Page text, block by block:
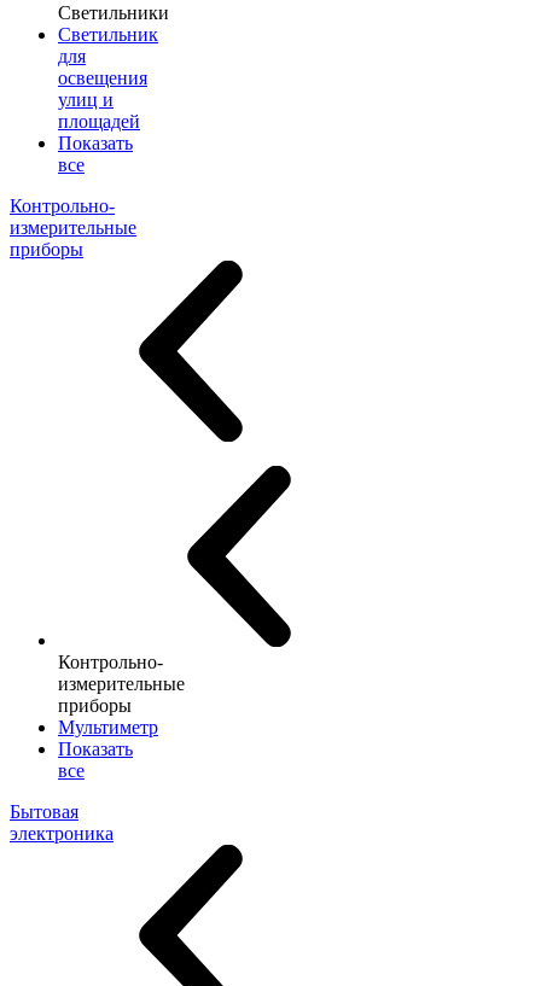
Светильники
Светильник
для
освещения
улиц и
площадей
Показать
все
Контрольно-
измерительные
приборы
Контрольно-
измерительные
приборы
Мультиметр
Показать
все
Бытовая
электроника